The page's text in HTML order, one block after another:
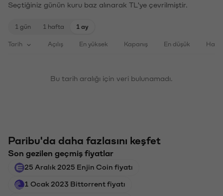
Seçtiğiniz günün kuru baz alınarak TL'ye çevrilmiştir.
1 gün 1 hafta 1 ay
Tarih Açılış En yüksek Kapanış En düşük
Bu tarih aralığı için veri bulunamadı.
Paribu'da daha fazlasını keşfet
Son gezilen geçmiş fiyatlar
25 Aralık 2025 Enjin Coin fiyatı
1 Ocak 2023 Bittorrent fiyatı